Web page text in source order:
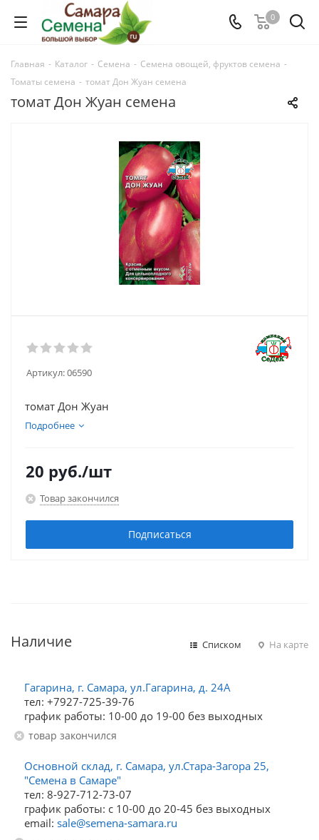
0
Главная - Каталог - Семена - Семена овощей, фруктов семена -
Томаты семена - томат Дон Жуан семена
томат Дон Жуан семена
Артикул:06590
томат Дон Жуан
Подробнее
20 руб./шт
Товар закончился
Подписаться
Наличие Списком На карте
Гагарина, г. Самара, ул.Гагарина, д. 24А
тел: +7927-725-39-76
график работы: 10-00 до 19-00 без выходных
Товар закончился
Основной склад, г. Самара, ул.Стара-Загора 25,
"Семена в Самаре"
тел: 8-927-712-73-07
график работы: с 10-00 до 20-45 без выходных
email: sale@semena-samara.ru